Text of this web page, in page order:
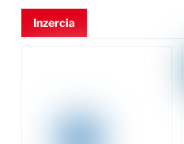
Inzercia